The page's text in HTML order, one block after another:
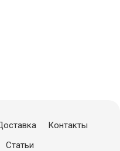
Контакты
Статьи